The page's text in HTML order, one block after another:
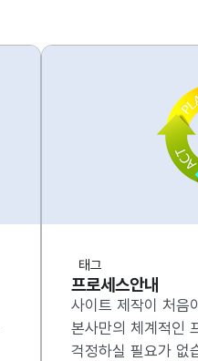
태그
프로세스안내
사이트 제작이 처음
본사만의 체계적인
걱정하실 필요가 없